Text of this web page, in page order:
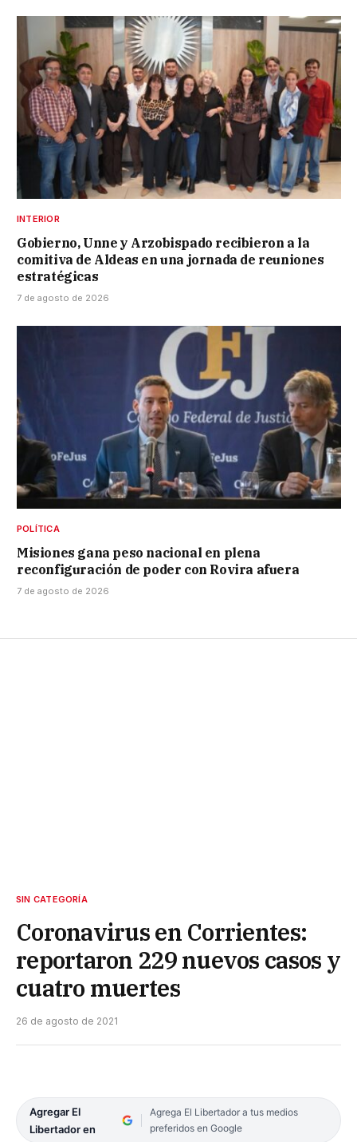
INTERIOR
Gobierno, Unne y Arzobispado recibieron a la
comitiva de Aldeas en una jornada de reuniones
estratégicas
7 de agosto de 2026
POLÍTICA
Misiones gana peso nacional en plena
reconfiguración de poder con Rovira afuera
7 de agosto de 2026
SIN CATEGORÍA
Coronavirus en Corrientes:
reportaron 229 nuevos casos y
cuatro muertes
26 de agosto de 2021
Agregar El
Libertador en
Agrega El Libertador a tus medios
preferidos en Google